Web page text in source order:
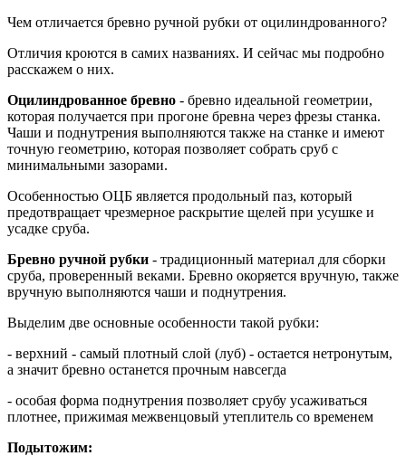
Чем отличается бревно ручной рубки от оцилиндрованного?
Отличия кроются в самих названиях. И сейчас мы подробно
расскажем о них.
Оцилиндрованное бревно - бревно идеальной геометрии,
которая получается при прогоне бревна через фрезы станка.
Чаши и поднутрения выполняются также на станке и имеют
точную геометрию, которая позволяет собрать сруб с
минимальными зазорами.
Особенностью ОЦБ является продольный паз, который
предотвращает чрезмерное раскрытие щелей при усушке и
усадке сруба.
Бревно ручной рубки - традиционный материал для сборки
сруба, проверенный веками. Бревно окоряется вручную, также
вручную выполняются чаши и поднутрения.
Выделим две основные особенности такой рубки:
- верхний - самый плотный слой (луб) - остается нетронутым,
а значит бревно останется прочным навсегда
- особая форма поднутрения позволяет срубу усаживаться
плотнее, прижимая межвенцовый утеплитель со временем
Подытожим: